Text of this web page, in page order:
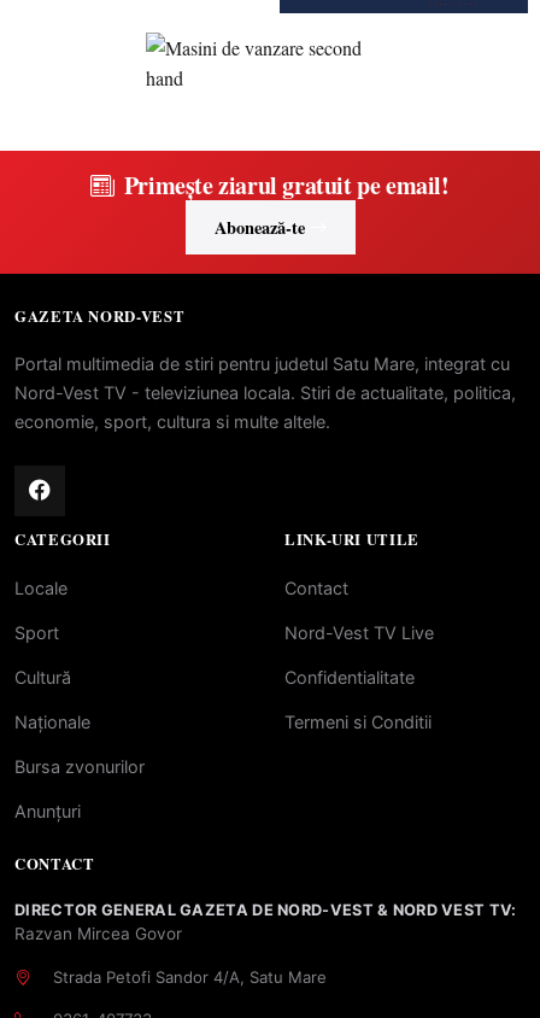
Primește ziarul gratuit pe email!
Abonează-te
GAZETA NORD-VEST
Portal multimedia de stiri pentru judetul Satu Mare, integrat cu
Nord-Vest TV - televiziunea locala. Stiri de actualitate, politica,
economie, sport, cultura si multe altele.
CATEGORII
Locale
Sport
Cultură
Naționale
Bursa zvonurilor
Anunțuri
LINK-URI UTILE
Contact
Nord-Vest TV Live
Confidentialitate
Termeni si Conditii
CONTACT
DIRECTOR GENERAL GAZETA DE NORD-VEST & NORD VEST TV:
Razvan Mircea Govor
Strada Petofi Sandor 4/A, Satu Mare